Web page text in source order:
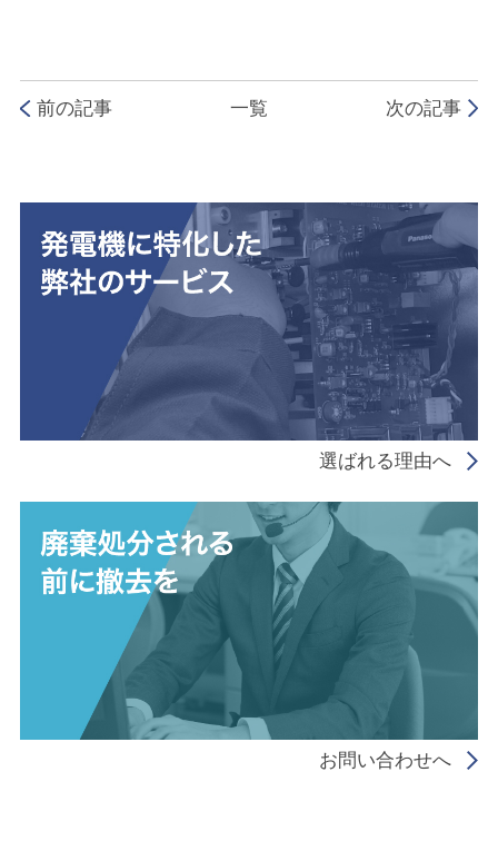
前の記事 一覧 次の記事
選ばれる理由へ
お問い合わせへ